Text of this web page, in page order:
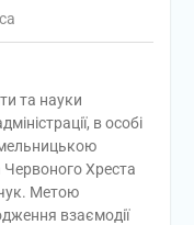
та науки
в особі
Червоного Хреста
Метою
взаємодії